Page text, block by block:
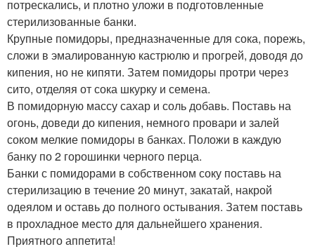
потрескались, и плотно уложи в подготовленные
стерилизованные банки.
Крупные помидоры, предназначенные для сока, порежь,
сложи в эмалированную кастрюлю и прогрей, доводя до
кипения, но не кипяти. Затем помидоры протри через
сито, отделяя от сока шкурку и семена.
В помидорную массу сахар и соль добавь. Поставь на
огонь, доведи до кипения, немного провари и залей
соком мелкие помидоры в банках. Положи в каждую
банку по 2 горошинки черного перца.
Банки с помидорами в собственном соку поставь на
стерилизацию в течение 20 минут, закатай, накрой
одеялом и оставь до полного остывания. Затем поставь
в прохладное место для дальнейшего хранения.
Приятного аппетита!